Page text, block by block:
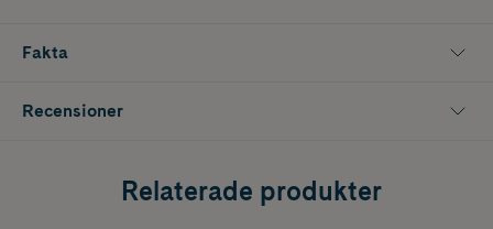
berättelser för alla åldrar.
Färgen på lampan signalerar till ditt barn när det är OK att gå upp.
Trådlös högtalare:
Fakta
Recensioner
Relaterade produkter